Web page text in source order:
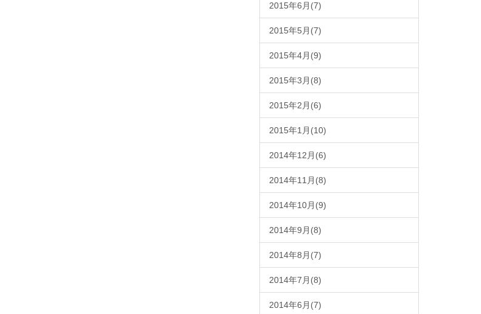
2015年6月(7)
2015年5月(7)
2015年4月(9)
2015年3月(8)
2015年2月(6)
2015年1月(10)
2014年12月(6)
2014年11月(8)
2014年10月(9)
2014年9月(8)
2014年8月(7)
2014年7月(8)
2014年6月(7)